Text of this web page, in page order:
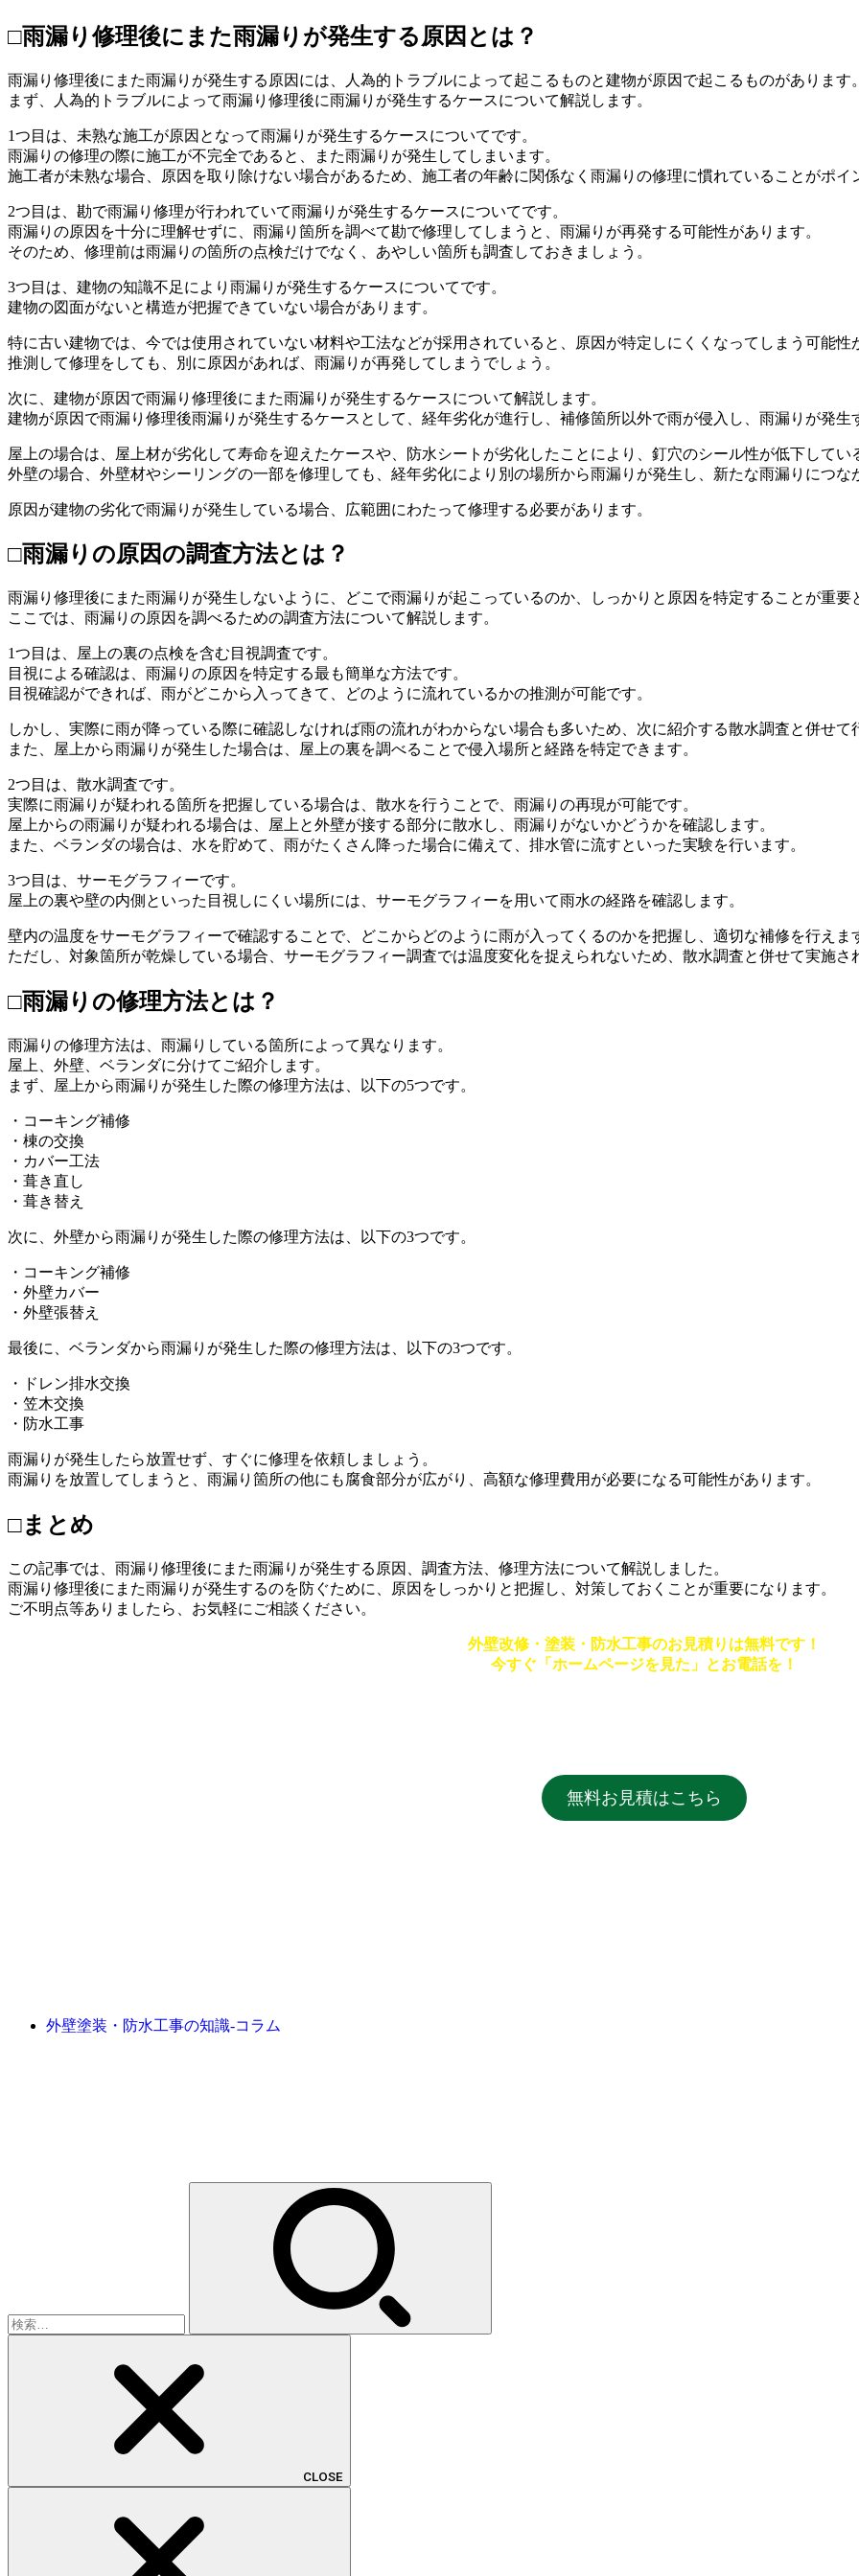
□雨漏り修理後にまた雨漏りが発生する原因とは？
雨漏り修理後にまた雨漏りが発生する原因には、人為的トラブルによって起こるものと建物が原因で起こるものがあります。
まず、人為的トラブルによって雨漏り修理後に雨漏りが発生するケースについて解説します。
1つ目は、未熟な施工が原因となって雨漏りが発生するケースについてです。
雨漏りの修理の際に施工が不完全であると、また雨漏りが発生してしまいます。
施工者が未熟な場合、原因を取り除けない場合があるため、施工者の年齢に関係なく雨漏りの修理に慣れていることがポイ
2つ目は、勘で雨漏り修理が行われていて雨漏りが発生するケースについてです。
雨漏りの原因を十分に理解せずに、雨漏り箇所を調べて勘で修理してしまうと、雨漏りが再発する可能性があります。
そのため、修理前は雨漏りの箇所の点検だけでなく、あやしい箇所も調査しておきましょう。
3つ目は、建物の知識不足により雨漏りが発生するケースについてです。
建物の図面がないと構造が把握できていない場合があります。
特に古い建物では、今では使用されていない材料や工法などが採用されていると、原因が特定しにくくなってしまう可能性
推測して修理をしても、別に原因があれば、雨漏りが再発してしまうでしょう。
次に、建物が原因で雨漏り修理後にまた雨漏りが発生するケースについて解説します。
建物が原因で雨漏り修理後雨漏りが発生するケースとして、経年劣化が進行し、補修箇所以外で雨が侵入し、雨漏りが発生
屋上の場合は、屋上材が劣化して寿命を迎えたケースや、防水シートが劣化したことにより、釘穴のシール性が低下してい
外壁の場合、外壁材やシーリングの一部を修理しても、経年劣化により別の場所から雨漏りが発生し、新たな雨漏りにつな
原因が建物の劣化で雨漏りが発生している場合、広範囲にわたって修理する必要があります。
□雨漏りの原因の調査方法とは？
雨漏り修理後にまた雨漏りが発生しないように、どこで雨漏りが起こっているのか、しっかりと原因を特定することが重要
ここでは、雨漏りの原因を調べるための調査方法について解説します。
1つ目は、屋上の裏の点検を含む目視調査です。
目視による確認は、雨漏りの原因を特定する最も簡単な方法です。
目視確認ができれば、雨がどこから入ってきて、どのように流れているかの推測が可能です。
しかし、実際に雨が降っている際に確認しなければ雨の流れがわからない場合も多いため、次に紹介する散水調査と併せて
また、屋上から雨漏りが発生した場合は、屋上の裏を調べることで侵入場所と経路を特定できます。
2つ目は、散水調査です。
実際に雨漏りが疑われる箇所を把握している場合は、散水を行うことで、雨漏りの再現が可能です。
屋上からの雨漏りが疑われる場合は、屋上と外壁が接する部分に散水し、雨漏りがないかどうかを確認します。
また、ベランダの場合は、水を貯めて、雨がたくさん降った場合に備えて、排水管に流すといった実験を行います。
3つ目は、サーモグラフィーです。
屋上の裏や壁の内側といった目視しにくい場所には、サーモグラフィーを用いて雨水の経路を確認します。
壁内の温度をサーモグラフィーで確認することで、どこからどのように雨が入ってくるのかを把握し、適切な補修を行えま
ただし、対象箇所が乾燥している場合、サーモグラフィー調査では温度変化を捉えられないため、散水調査と併せて実施さ
□雨漏りの修理方法とは？
雨漏りの修理方法は、雨漏りしている箇所によって異なります。
屋上、外壁、ベランダに分けてご紹介します。
まず、屋上から雨漏りが発生した際の修理方法は、以下の5つです。
・コーキング補修
・棟の交換
・カバー工法
・葺き直し
・葺き替え
次に、外壁から雨漏りが発生した際の修理方法は、以下の3つです。
・コーキング補修
・外壁カバー
・外壁張替え
最後に、ベランダから雨漏りが発生した際の修理方法は、以下の3つです。
・ドレン排水交換
・笠木交換
・防水工事
雨漏りが発生したら放置せず、すぐに修理を依頼しましょう。
雨漏りを放置してしまうと、雨漏り箇所の他にも腐食部分が広がり、高額な修理費用が必要になる可能性があります。
□まとめ
この記事では、雨漏り修理後にまた雨漏りが発生する原因、調査方法、修理方法について解説しました。
雨漏り修理後にまた雨漏りが発生するのを防ぐために、原因をしっかりと把握し、対策しておくことが重要になります。
ご不明点等ありましたら、お気軽にご相談ください。
外壁改修・塗装・防水工事のお見積りは無料です！
今すぐ「ホームページを見た」とお電話を！
無料お見積はこちら
外壁塗装・防水工事の知識‐コラム
CLOSE